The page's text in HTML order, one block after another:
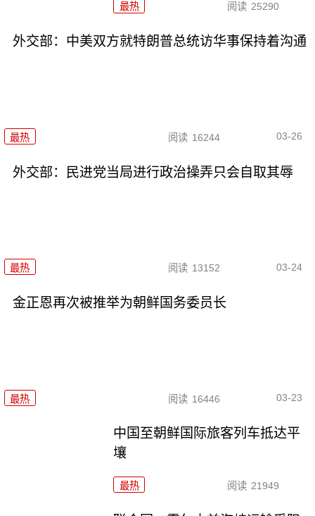
最热 阅读 25290
外交部：中美双方就特朗普总统访华事保持着沟通
最热 阅读 16244 03-26
外交部：民进党当局进行政治操弄只会自取其辱
最热 阅读 13152 03-24
金正恩再次被推举为朝鲜国务委员长
最热 阅读 16446 03-23
中国至朝鲜国际旅客列车抵达平
壤
最热 阅读 21949